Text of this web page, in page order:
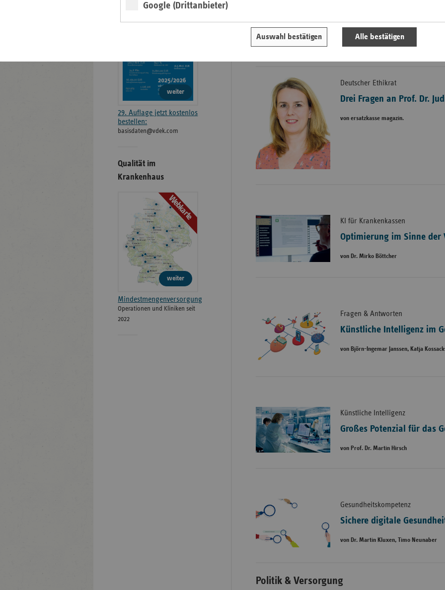
Google (Drittanbieter)
Auswahl bestätigen Alle bestätigen
Ausgewählte Artikel
Schwerpunkt: Künstliche Intelligenz im
Deutscher Ethikrat
Drei Fragen an Prof. Dr.
von ersatzkasse magazin.
KI für Krankenkassen
Optimierung im Sinne der
von Dr. Mirko Böttcher
Fragen & Antworten
Künstliche Intelligenz im
von Björn-Ingemar Janssen, Katja
Künstliche Intelligenz
Großes Potenzial für das
von Prof. Dr. Martin Hirsch
Gesundheitskompetenz
Sichere digitale
von Dr. Martin Kluxen, Timo Neunaber
Politik & Versorgung
Informationen
Broschüre
weiter
29. Auflage jetzt kostenlos
bestellen:
basisdaten@vdek.com
Qualität im
Krankenhaus
Webkarte
weiter
Mindestmengenversorgung
Operationen und Kliniken seit
2022